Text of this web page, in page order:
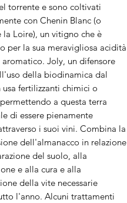
torrente e sono coltivati
con Chenin Blanc (o
la Loire), un vitigno che è
per la sua meravigliosa acidità
Joly, un difensore
della biodinamica dal
usa fertilizzanti chimici o
a questa terra
di essere pienamente
i suoi vini. Combina la
dell'almanacco in relazione
del suolo, alla
e alla cura e alla
della vite necessarie
l'anno. Alcuni trattamenti